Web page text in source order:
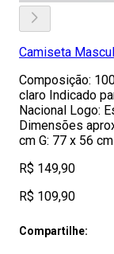
Camiseta
Composição:
claro Indicado
Nacional Logo:
Dimensões
cm G: 77 x 56
R$ 149,90
R$ 109,90
Compartilhe: